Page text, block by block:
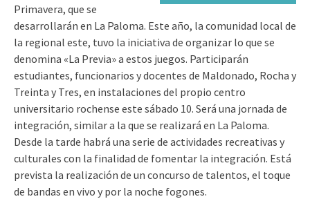
Primavera, que se
desarrollarán en La Paloma. Este año, la comunidad local de
la regional este, tuvo la iniciativa de organizar lo que se
denomina «La Previa» a estos juegos. Participarán
estudiantes, funcionarios y docentes de Maldonado, Rocha y
Treinta y Tres, en instalaciones del propio centro
universitario rochense este sábado 10. Será una jornada de
integración, similar a la que se realizará en La Paloma.
Desde la tarde habrá una serie de actividades recreativas y
culturales con la finalidad de fomentar la integración. Está
prevista la realización de un concurso de talentos, el toque
de bandas en vivo y por la noche fogones.